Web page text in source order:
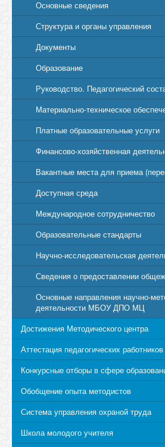
Основные сведения
Структура и органы управления
Документы
Образование
Руководство. Педагогический
Материально-техническое
Платные образовательные услуги
Финансово-хозяйственная
Вакантные места для приема
Доступная среда
Международное сотрудничество
Образовательные стандарты
Научно-исследовательская
Сведения о предоставлении
Основные направления научно-
деятельности МБОУ ДПО МЦ
Достижения Методического центра
Аттестация педагогических работников
Конкурсные отборы в сфере
Обобщение опыта методистов
Система управления охраной труда
Школа молодого учителя